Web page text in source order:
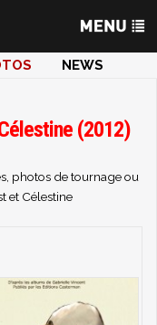
NEWS
(2012)
photos de tournage ou
et Célestine